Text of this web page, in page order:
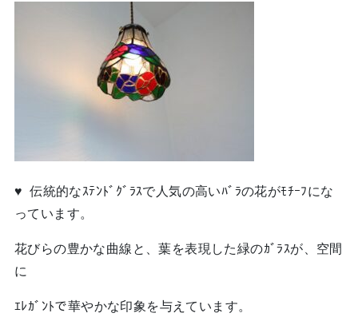
♥ 伝統的なｽﾃﾝﾄﾞｸﾞﾗｽで人気の高いﾊﾞﾗの花がﾓﾁｰﾌにな
っています。
花びらの豊かな曲線と、葉を表現した緑のｶﾞﾗｽが、空間
に
ｴﾚｶﾞﾝﾄで華やかな印象を与えています。